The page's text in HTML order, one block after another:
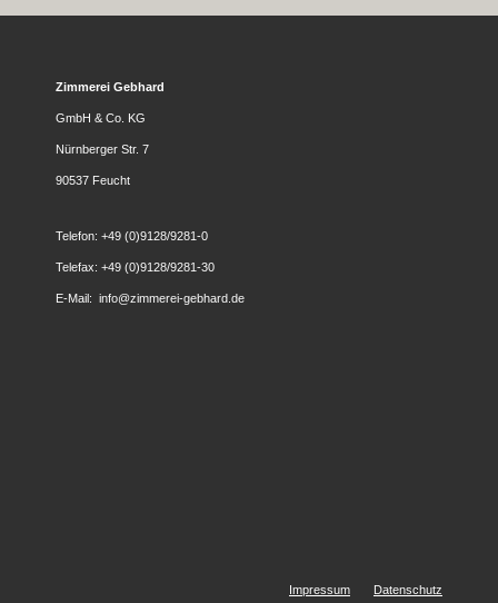
Zimmerei Gebhard
GmbH & Co. KG
Nürnberger Str. 7
90537 Feucht
Telefon: +49 (0)9128/9281-0
Telefax: +49 (0)9128/9281-30
E-Mail: info@zimmerei-gebhard.de
Impressum Datenschutz